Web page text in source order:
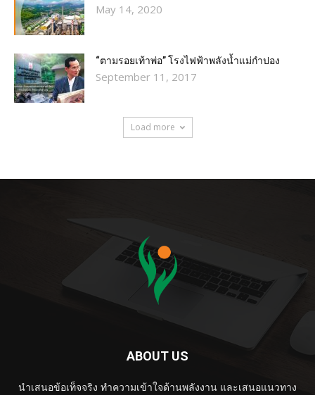
May 14, 2020
“ตามรอยเท้าพ่อ” โรงไฟฟ้าพลังน้ำแม่กำปอง
September 11, 2017
Load more
ABOUT US
นำเสนอข้อเท็จจริง ทำความเข้าใจด้านพลังงาน และเสนอแนวทาง